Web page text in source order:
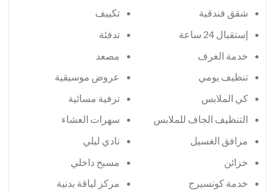
شقق فندقية
إستقبال 24 ساعة
خدمة الغرف
تنظيف يومي
كي الملابس
التنظيف الجاف للملابس
مرافق الغسيل
خزائن
خدمة كونسيرج
تكييف
تدفئة
مصعد
عروض موسيقية
ترفية مسائية
سهرات العشاء
نادي ليلي
مسبح داخلي
مركز لياقة بدنية